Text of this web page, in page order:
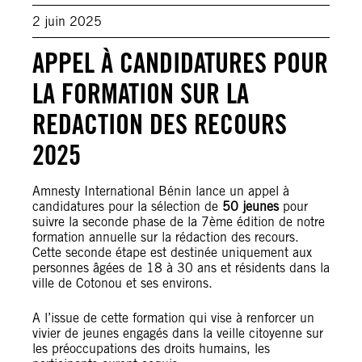
2 juin 2025
APPEL À CANDIDATURES POUR
LA FORMATION SUR LA
REDACTION DES RECOURS
2025
Amnesty International Bénin lance un appel à
candidatures pour la sélection de 50 jeunespour
suivre la seconde phase de la 7ème édition de notre
formation annuelle sur la rédaction des recours.
Cette seconde étape est destinée uniquement aux
personnes âgées de 18 à 30 ans et résidents dans la
ville de Cotonou et ses environs.
A l’issue de cette formation qui vise à renforcer un
vivier de jeunes engagés dans la veille citoyenne sur
les préoccupations des droits humains, les